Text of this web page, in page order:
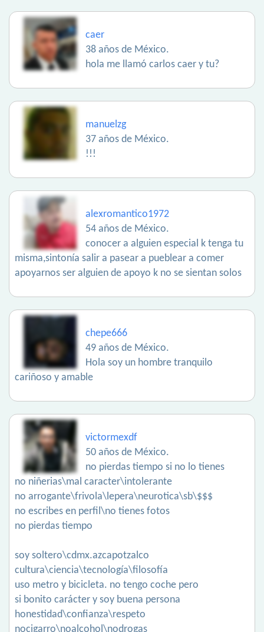
caer
38 años de México.
hola me llamó carlos caer y tu?
manuelzg
37 años de México.
!!!
alexromantico1972
54 años de México.
conocer a alguien especial k tenga tu
misma,sintonía salir a pasear a pueblear a comer
apoyarnos ser alguien de apoyo k no se sientan solos
chepe666
49 años de México.
Hola soy un hombre tranquilo
cariñoso y amable
victormexdf
50 años de México.
no pierdas tiempo si no lo tienes
no niñerias\mal caracter\intolerante
no arrogante\frivola\lepera\neurotica\sb\$$$
no escribes en perfil\no tienes fotos
no pierdas tiempo
soy soltero\cdmx.azcapotzalco
cultura\ciencia\tecnología\filosofía
uso metro y bicicleta. no tengo coche pero
si bonito carácter y soy buena persona
honestidad\confianza\respeto
nocigarro\noalcohol\nodrogas